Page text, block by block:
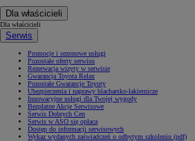
Dla właścicieli
Dla właścicieli
Serwis
Promocje i sezonowe usługi
Pozostałe oferty serwisu
Rezerwacja wizyty w serwisie
Gwarancja Toyota Relax
Pozostałe Gwarancje Toyoty
Ubezpieczenia i naprawy blacharsko-lakiernicze
Innowacyjne usługi dla Twojej wygody
Bezpłatne Akcje Serwisowe
Serwis Dobrych Cen
Serwis w ASO się opłaca
Dostęp do informacji serwisowych
Wykaz wydanych zaświadczeń o odbytym szkoleniu (pdf)